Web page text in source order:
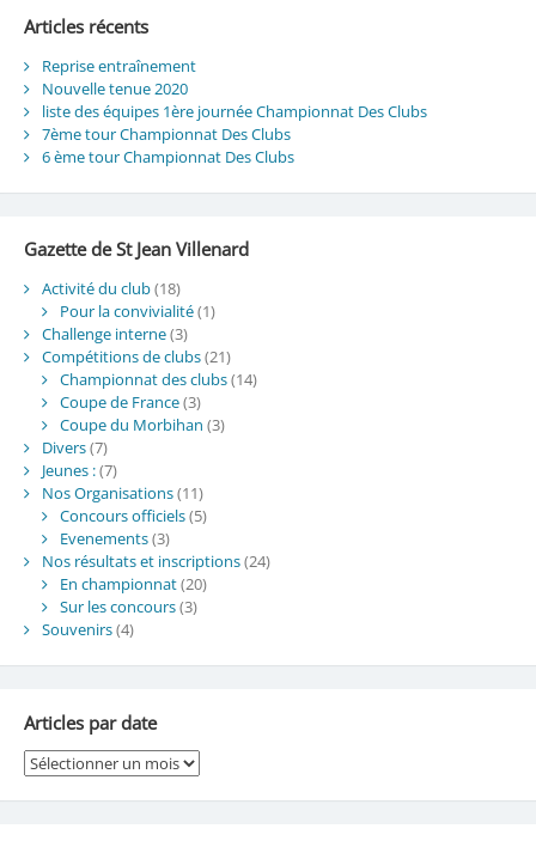
Articles récents
Reprise entraînement
Nouvelle tenue 2020
liste des équipes 1ère journée Championnat Des Clubs
7ème tour Championnat Des Clubs
6 ème tour Championnat Des Clubs
Gazette de St Jean Villenard
Activité du club(18)
Pour la convivialité(1)
Challenge interne(3)
Compétitions de clubs(21)
Championnat des clubs(14)
Coupe de France(3)
Coupe du Morbihan (3)
Divers(7)
Jeunes :(7)
Nos Organisations(11)
Concours officiels(5)
Evenements(3)
Nos résultats et inscriptions(24)
En championnat(20)
Sur les concours(3)
Souvenirs(4)
Articles par date
Articles
par
date